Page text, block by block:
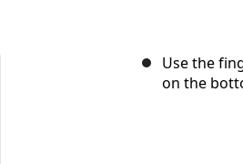
Use the
on the